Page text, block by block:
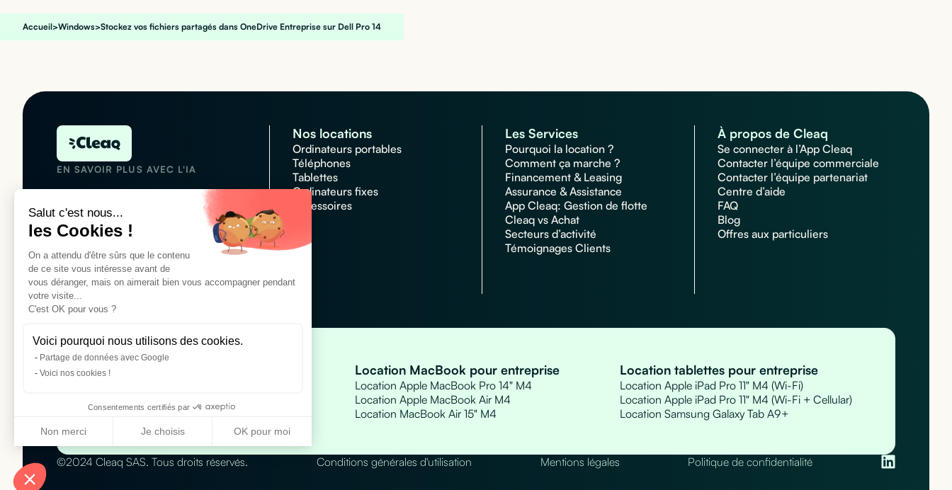
Salut c'est nous...
les Cookies !
On a attendu d'être sûrs que le contenu
de ce site vous intéresse avant de
vous déranger, mais on aimerait bien vous accompagner pendant
votre visite...
C'est OK pour vous ?
Voici pourquoi nous utilisons des cookies.
Partage de données avec Google
Voici nos cookies !
Consentements certifiés par
Non merci Je choisis OK pour moi
Axeptio consent
Plateforme de Gestion du Consentement : Personnalisez vos Options
Notre plateforme vous permet d'adapter et de gérer vos paramètres de confidentialité, en garantissant la conformité avec les réglementations. Personnalisez vos préférences pour
Accueil>Windows>Stockez vos fichiers partagés dans OneDrive Entreprise sur Dell Pro 14
EN SAVOIR PLUS AVEC L'IA
locations informatique
Customer rating : 4,7/5
Nos locations
Ordinateurs portables
Téléphones
Tablettes
Ordinateurs fixes
Accessoires
Les Services
Pourquoi la location ?
Comment ça marche ?
Financement & Leasing
Assurance & Assistance
App Cleaq: Gestion de flotte
Cleaq vs Achat
Secteurs d’activité
Témoignages Clients
À propos de Cleaq
Se connecter à l’App Cleaq
Contacter l’équipe commerciale
Contacter l’équipe partenariat
Centre d’aide
FAQ
Blog
Offres aux particuliers
Location téléphones pour entreprise
Location Samsung Galaxy S25
Location MacBook pour entreprise
Location Apple MacBook Pro 14" M4
Location Apple MacBook Air M4
Location MacBook Air 15" M4
Location tablettes pour entreprise
Location Apple iPad Pro 11" M4 (Wi-Fi)
Location Apple iPad Pro 11" M4 (Wi-Fi + Cellular)
Location Samsung Galaxy Tab A9+
©2024 Cleaq SAS. Tous droits réservés. Conditions générales d'utilisation Mentions légales Politique de confidentialité